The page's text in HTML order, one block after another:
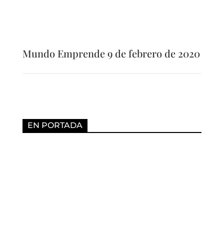
Mundo Emprende 9 de febrero de 2020
EN PORTADA